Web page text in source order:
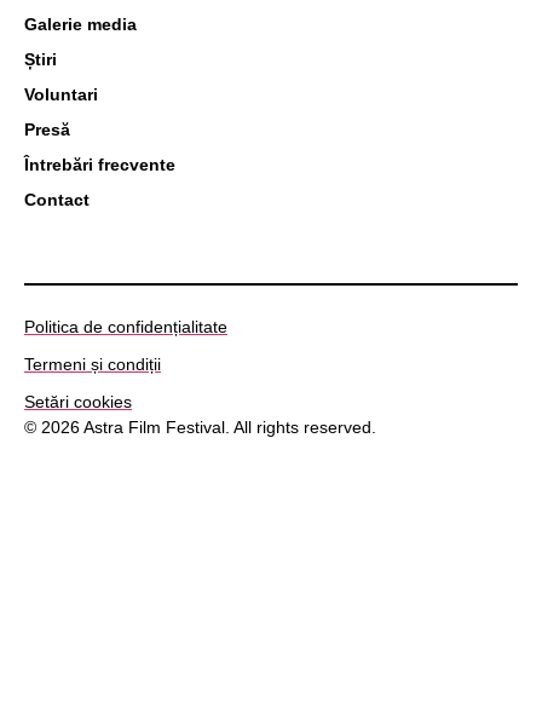
Galerie media
Știri
Voluntari
Presă
Întrebări frecvente
Contact
Politica de confidențialitate
Termeni și condiții
Setări cookies
© 2026 Astra Film Festival. All rights reserved.